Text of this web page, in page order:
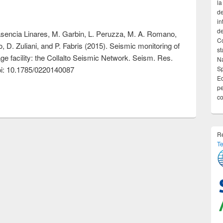
Linares, M. Garbin, L. Peruzza, M. A. Romano,
D. Zuliani, and P. Fabris (2015). Seismic monitoring of
facility: the Collalto Seismic Network. Seism. Res.
10.1785/0220140087